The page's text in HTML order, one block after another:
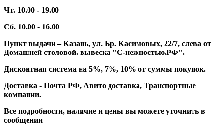
Чт. 10.00 - 19.00
Сб. 10.00 - 16.00
Пункт выдачи – Казань, ул. Бр. Касимовых, 22/7, слева от
Домашней столовой. вывеска "С-нежностью.РФ".
Дисконтная система на 5%, 7%, 10% от суммы покупок.
Доставка - Почта РФ, Авито доставка, Транспортные
компании.
Все подробности, наличие и цены вы можете уточнить в
сообщении